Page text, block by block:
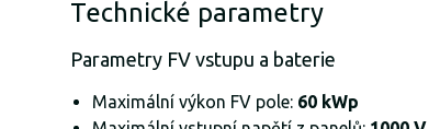
Technické parametry
Parametry FV vstupu a baterie
Maximální výkon FV pole: 60 kWp